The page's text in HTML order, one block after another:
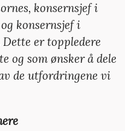
konsernsjef i
konsernsjef i
Dette er toppledere
og som ønsker å dele
de utfordringene vi